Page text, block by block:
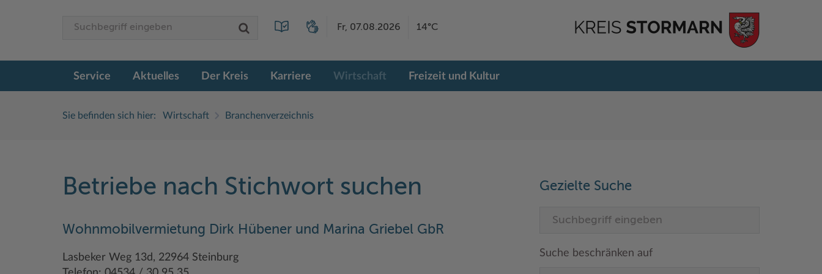
Fr, 07.08.2026 14°C
Service Aktuelles Der Kreis Karriere Wirtschaft Freizeit und Kultur
Sie befinden sich hier: Wirtschaft Branchenverzeichnis
Betriebe nach Stichwort suchen
Wohnmobilvermietung Dirk Hübener und Marina Griebel GbR
Lasbeker Weg 13d, 22964 Steinburg
Gezielte Suche
Suche beschränken auf